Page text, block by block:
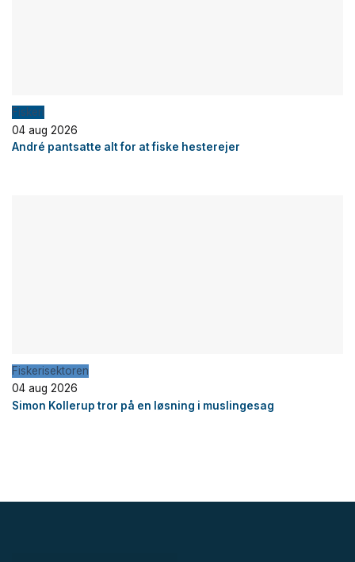
Fiskeri
04 aug 2026
André pantsatte alt for at fiske hesterejer
Fiskerisektoren
04 aug 2026
Simon Kollerup tror på en løsning i muslingesag